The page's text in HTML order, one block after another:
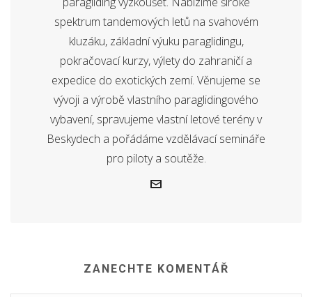
spektrum tandemových letů na svahovém
kluzáku, základní výuku paraglidingu,
pokračovací kurzy, výlety do zahraničí a
expedice do exotických zemí. Věnujeme se
vývoji a výrobě vlastního paraglidingového
vybavení, spravujeme vlastní letové terény v
Beskydech a pořádáme vzdělávací semináře
pro piloty a soutěže.
ZANECHTE KOMENTÁŘ